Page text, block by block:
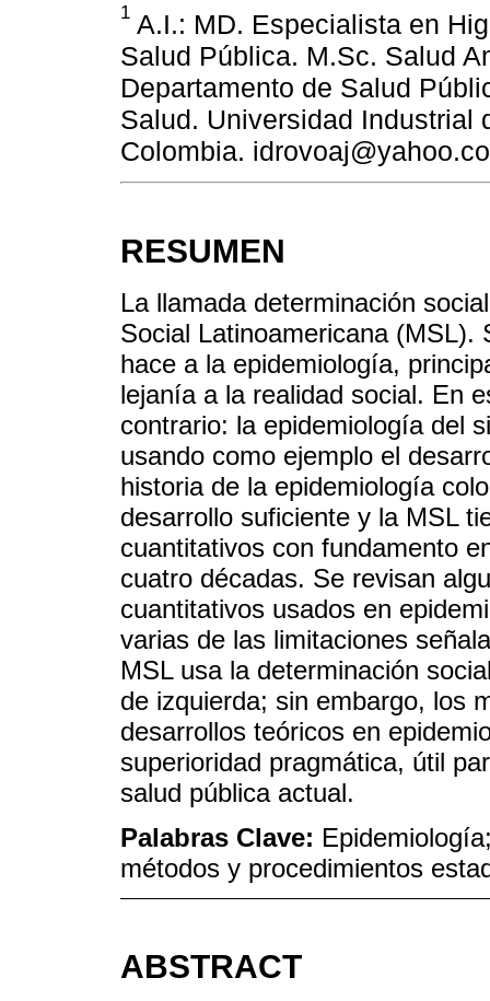
1 A.I.: MD. Especialista en
Salud Pública. M.Sc. Salud
Departamento de Salud
Salud. Universidad Industrial
Colombia.
RESUMEN
La llamada determinación
Social Latinoamericana
hace a la epidemiología,
lejanía a la realidad social. En
contrario: la epidemiología del
usando como ejemplo el
historia de la epidemiología
desarrollo suficiente y la MSL
cuantitativos con fundamento
cuatro décadas. Se revisan
cuantitativos usados en
varias de las limitaciones
MSL usa la determinación
de izquierda; sin embargo, los
desarrollos teóricos en
superioridad pragmática, útil
salud pública actual.
Palabras Clave:
métodos y procedimientos
ABSTRACT